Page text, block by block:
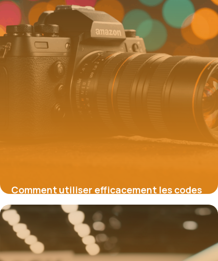
Comment utiliser efficacement les codes
promo Amazon pour économiser
16 juin 2026